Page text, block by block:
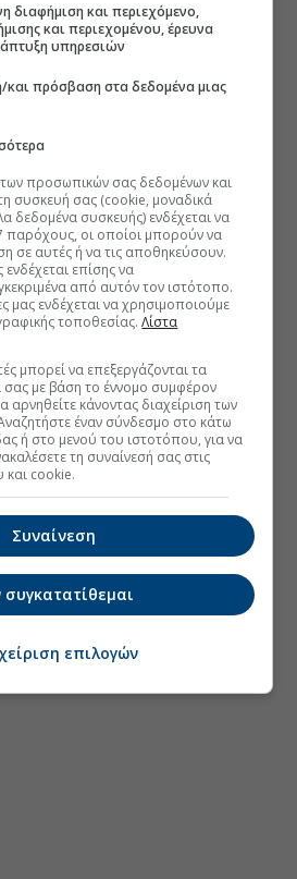
διαφήμιση και περιεχόμενο,
και περιεχομένου, έρευνα
υπηρεσιών
πρόσβαση στα δεδομένα μιας
των προσωπικών σας δεδομένων και
συσκευή σας (cookie, μοναδικά
δεδομένα συσκευής) ενδέχεται να
παρόχους, οι οποίοι μπορούν να
σε αυτές ή να τις αποθηκεύσουν.
επίσης να
από αυτόν τον ιστότοπο.
μας ενδέχεται να χρησιμοποιούμε
τοποθεσίας.Λίστα
μπορεί να επεξεργάζονται τα
με βάση το έννομο συμφέρον
αρνηθείτε κάνοντας διαχείριση των
έναν σύνδεσμο στο κάτω
ή στο μενού του ιστοτόπου, για να
τη συναίνεσή σας στις
και cookie.
Συναίνεση
συγκατατίθεμαι
επιλογών